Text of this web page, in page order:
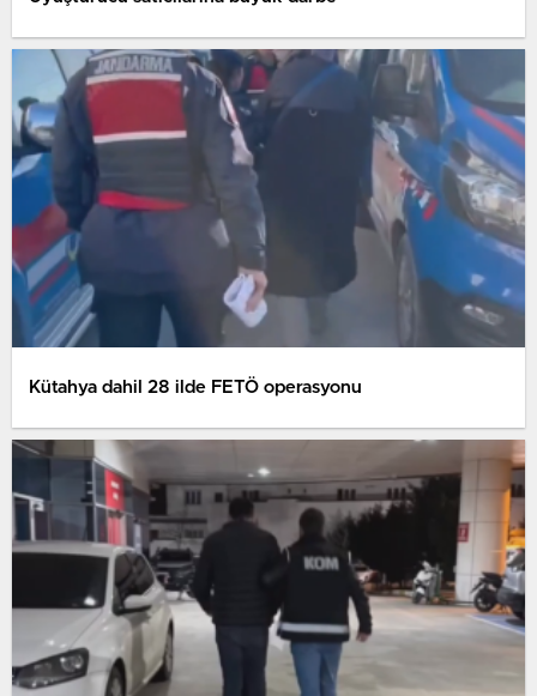
Kütahya dahil 28 ilde FETÖ operasyonu